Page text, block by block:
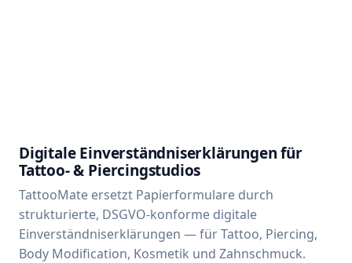
Digitale Einverständniserklärungen für
Tattoo- & Piercingstudios
TattooMate ersetzt Papierformulare durch
strukturierte, DSGVO-konforme digitale
Einverständniserklärungen — für Tattoo, Piercing,
Body Modification, Kosmetik und Zahnschmuck.